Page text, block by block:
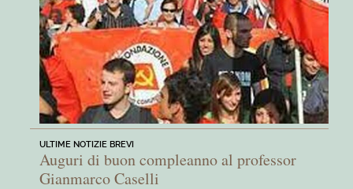
ULTIME NOTIZIE BREVI
Auguri di buon compleanno al professor
Gianmarco Caselli